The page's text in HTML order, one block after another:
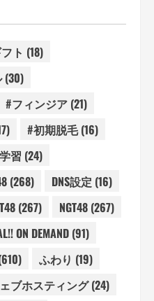
ト (18)
(30)
#フィンジア(21)
#初期脱毛(16)
習 (24)
(268) DNS設定 (16)
(267) NGT48(267)
ON DEMAND(91)
ふわり (19)
ブホスティング(24)